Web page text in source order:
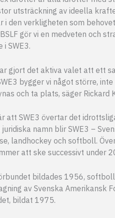
utsträckning av ideella
i den verkligheten som
gör vi en medveten och
SWE3.
gjort det aktiva valet att ett
bygger vi något större,
och ta plats, säger Rickard
att SWE3 övertar det
namn blir SWE3 –
landhockey och softboll.
att ske successivt under
bildades 1956,
av Svenska Amerikansk
bildat 1975.